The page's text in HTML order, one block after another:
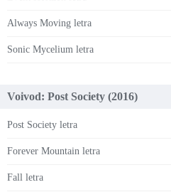
Always Moving letra
Sonic Mycelium letra
Voivod: Post Society (2016)
Post Society letra
Forever Mountain letra
Fall letra